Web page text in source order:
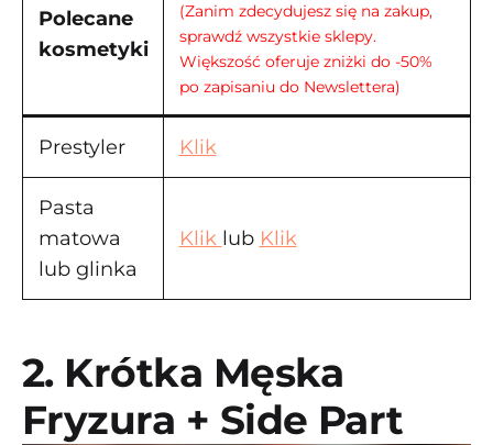
Polecane
kosmetyki
(Zanim zdecydujesz się na zakup,
sprawdź wszystkie sklepy.
Większość oferuje zniżki do -50%
po zapisaniu do Newslettera)
Prestyler Klik
Pasta
matowa
lub glinka
Klik lub Klik
2. Krótka Męska
Fryzura + Side Part